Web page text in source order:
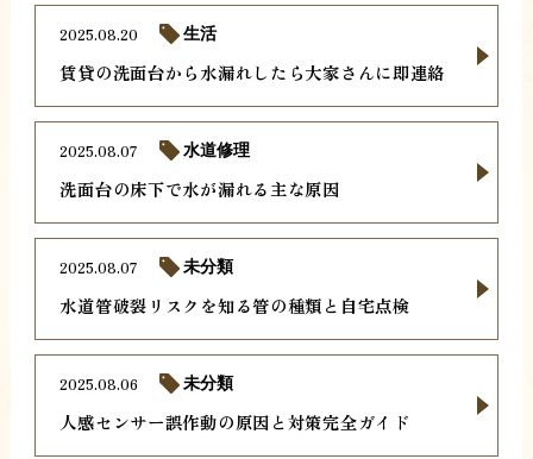
賃貸の洗面台から水漏れしたら大家さんに即連絡
2025.08.20 生活
洗面台の床下で水が漏れる主な原因
2025.08.07 水道修理
水道管破裂リスクを知る管の種類と自宅点検
2025.08.07 未分類
人感センサー誤作動の原因と対策完全ガイド
2025.08.06 未分類